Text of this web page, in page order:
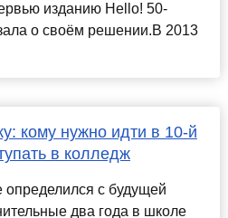
изданию Hello! 50-
о своём решении.В 2013
кому нужно идти в 10-й
в колледж
определился с будущей
два года в школе